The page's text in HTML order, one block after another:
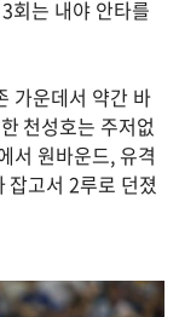
회는 내야 안타를
가운데서 약간 바
천성호는 주저없
서 원바운드, 유격
잡고서 2루로 던졌